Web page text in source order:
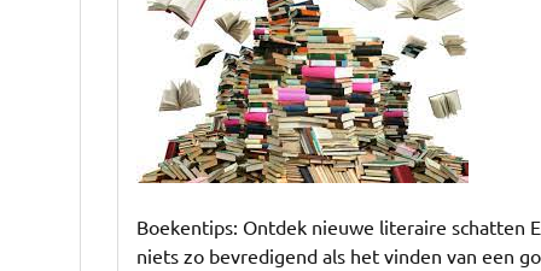
Beste
Boekentips
voor
Jouw
Volgende
Leesavontuur!
Boekentips: Ontdek nieuwe literaire schatten
niets zo bevredigend als het vinden van een